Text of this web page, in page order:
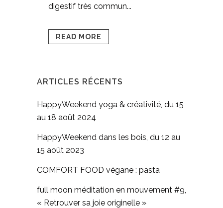
digestif très commun...
READ MORE
ARTICLES RÉCENTS
HappyWeekend yoga & créativité, du 15
au 18 août 2024
HappyWeekend dans les bois, du 12 au
15 août 2023
COMFORT FOOD végane : pasta
full moon méditation en mouvement #9,
« Retrouver sa joie originelle »